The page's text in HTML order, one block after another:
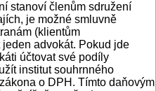
stanoví členům sdružení
je možné smluvně
(klientům
advokát. Pokud jde
účtovat své podíly
institut souhrnného
o DPH. Tímto daňovým